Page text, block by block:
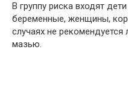
В группу риска входят
беременные, женщины,
случаях не
мазью.